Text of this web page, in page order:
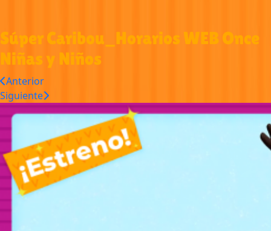
Súper Caribou_Horarios WEB Once
Niñas y Niños
Anterior
Siguiente